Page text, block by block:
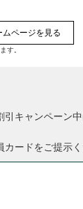
す。
ムページを見る
キャンペーン
ードをご提示